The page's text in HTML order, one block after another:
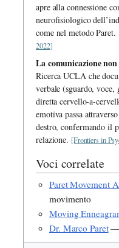
apre alla connessione
neurofisiologico
come nel metodo Paret.
2022]
La comunicazione
Ricerca UCLA che
verbale (sguardo, voce,
diretta cervello-a-
emotiva passa
destro, confermando il
relazione. [Frontiers in
Voci correlate
Paret Movement
movimento
Moving
Dr. Marco Paret—